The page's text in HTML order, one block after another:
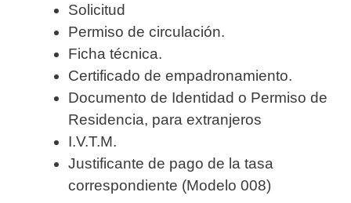
Solicitud
Permiso de circulación.
Ficha técnica.
Certificado de empadronamiento.
Documento de Identidad o Permiso de
Residencia, para extranjeros
I.V.T.M.
Justificante de pago de la tasa
correspondiente (Modelo 008)